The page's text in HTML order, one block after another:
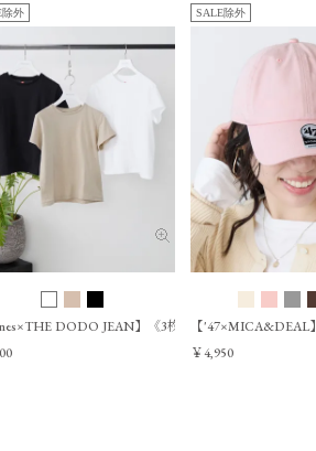
ロゴ5分袖T-shirt
除外
DODO JEAN】《3枚セット》クルーネッ
SALE除外
【'47×MICA&DEAL
￥4,950